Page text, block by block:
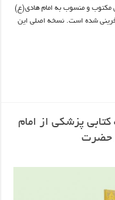
مکتوب و منسوب به امام هادی(ع)
شده است. نسخه اصلی این
پزشکی از امام
حضرت